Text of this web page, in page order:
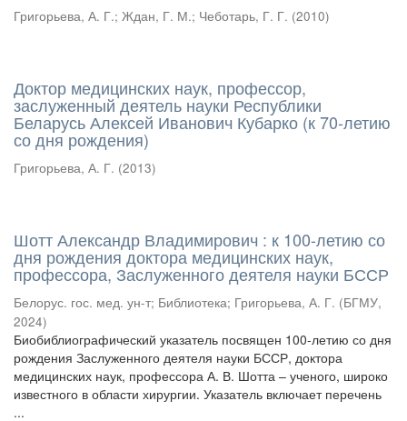
Григорьева, А. Г.; Ждан, Г. М.; Чеботарь, Г. Г. (2010)
Доктор медицинских наук, профессор,
заслуженный деятель науки Республики
Беларусь Алексей Иванович Кубарко (к 70-летию
со дня рождения)
Григорьева, А. Г. (2013)
Шотт Александр Владимирович : к 100-летию со
дня рождения доктора медицинских наук,
профессора, Заслуженного деятеля науки БССР
Белорус. гос. мед. ун-т; Библиотека; Григорьева, А. Г. (БГМУ,
2024)
Биобиблиографический указатель посвящен 100-летию со дня
рождения Заслуженного деятеля науки БССР, доктора
медицинских наук, профессора А. В. Шотта – ученого, широко
известного в области хирургии. Указатель включает перечень
...